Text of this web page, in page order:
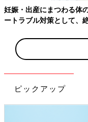
フラワー型なら食卓に
ゆでたり、みじん切り
食べられるといいです
imamuraさん（
■この記事は離乳食作
量、レシピなどは、赤
です。
■初めての食材を与え
妊娠・出産にまつわる体
ートラブル対策として、
ピックアップ